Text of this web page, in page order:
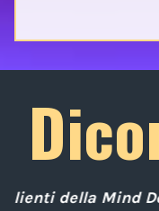
Lo staff della